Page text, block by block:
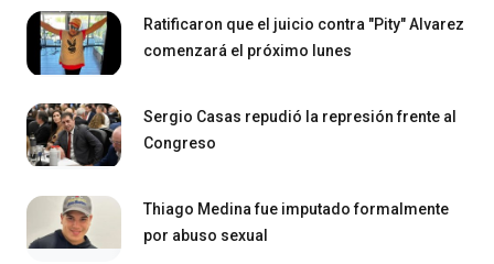
Ratificaron que el juicio contra "Pity" Alvarez
comenzará el próximo lunes
Sergio Casas repudió la represión frente al
Congreso
Thiago Medina fue imputado formalmente
por abuso sexual